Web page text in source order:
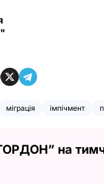
міграція імпічмент
на